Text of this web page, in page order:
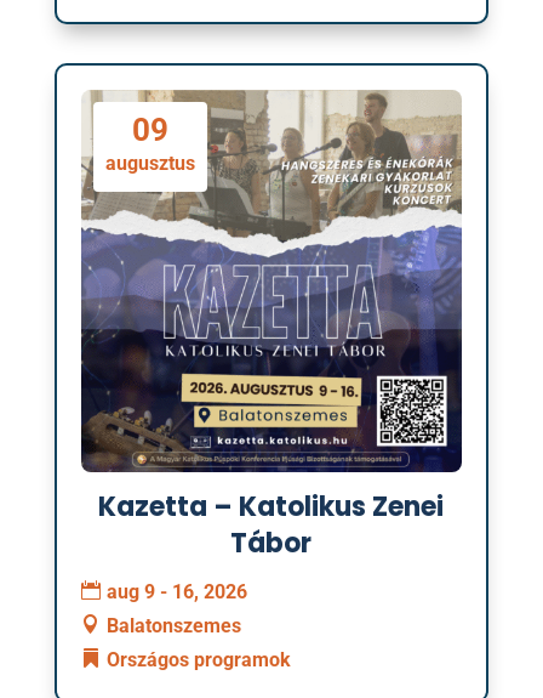
09
augusztus
Kazetta – Katolikus Zenei
Tábor
aug 9 - 16, 2026
Balatonszemes
Országos programok